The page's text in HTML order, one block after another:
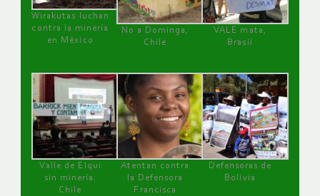
Wirakutas luchan
contra la minería
en México
No a Dominga,
Chile
VALE mata,
Brasil
Valle de Elqui
sin minería.
Chile
Atentan contra
la Defensora
Francisca
Defensoras de
Bolivia